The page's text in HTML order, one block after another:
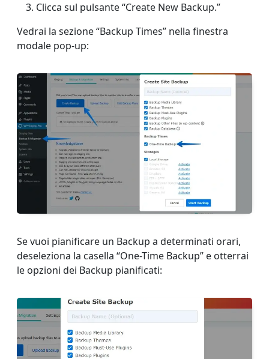
Clicca sul pulsante “Create New Backup.”
Vedrai la sezione “Backup Times” nella finestra
modale pop-up:
Se vuoi pianificare un Backup a determinati orari,
deseleziona la casella “One-Time Backup” e otterrai
le opzioni dei Backup pianificati: